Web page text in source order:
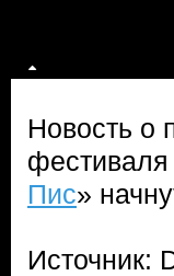
Новость о
фестиваля
Пис»
Источник: